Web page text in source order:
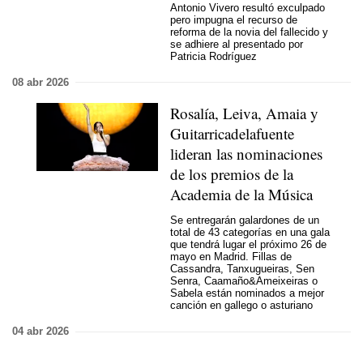
Antonio Vivero resultó exculpado
pero impugna el recurso de
reforma de la novia del fallecido y
se adhiere al presentado por
Patricia Rodríguez
08 abr 2026
Rosalía, Leiva, Amaia y
Guitarricadelafuente
lideran las nominaciones
de los premios de la
Academia de la Música
Se entregarán galardones de un
total de 43 categorías en una gala
que tendrá lugar el próximo 26 de
mayo en Madrid. Fillas de
Cassandra, Tanxugueiras, Sen
Senra, Caamaño&Ameixeiras o
Sabela están nominados a mejor
canción en gallego o asturiano
04 abr 2026